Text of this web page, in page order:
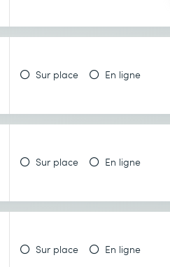
Sur place En ligne
Sur place En ligne
Sur place En ligne